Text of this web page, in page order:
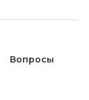
Вопросы